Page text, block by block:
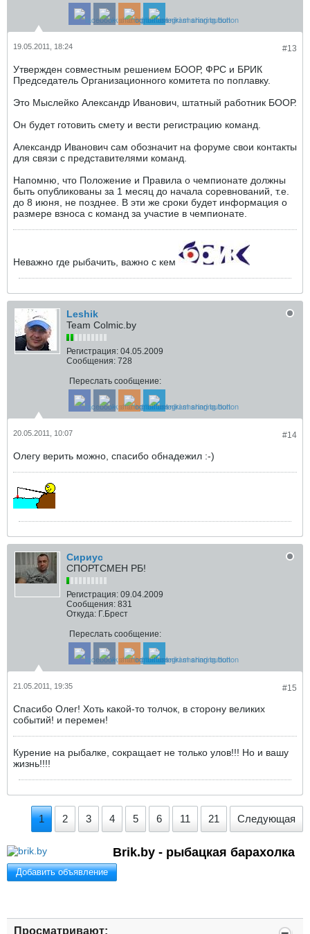
#13
19.05.2011, 18:24
Утвержден совместным решением БООР, ФРС и БРИК
Председатель Организационного комитета по поплавку.
Это Мыслейко Александр Иванович, штатный работник БООР.
Он будет готовить смету и вести регистрацию команд.
Александр Иванович сам обозначит на форуме свои контакты
для связи с представителями команд.
Напомню, что Положение и Правила о чемпионате должны
быть опубликованы за 1 месяц до начала соревнований, т.е.
до 8 июня, не позднее. В эти же сроки будет информация о
размере взноса с команд за участие в чемпионате.
Неважно где рыбачить, важно с кем
Leshik
Team Colmic.by
Регистрация: 04.05.2009
Сообщения: 728
Переслать сообщение:
#14
20.05.2011, 10:07
Олегу верить можно, спасибо обнадежил :-)
Сириус
СПОРТСМЕН РБ!
Регистрация: 09.04.2009
Сообщения: 831
Откуда: Г.Брест
Переслать сообщение:
#15
21.05.2011, 19:35
Спасибо Олег! Хоть какой-то толчок, в сторону великих
событий! и перемен!
Курение на рыбалке, сокращает не только улов!!! Но и вашу
жизнь!!!!
1 2 3 4 5 6 11 21 Следующая
Brik.by - рыбацкая барахолка
Добавить объявление
Просматривают: